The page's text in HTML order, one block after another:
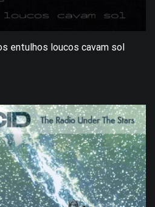
entulhos loucos cavam sol